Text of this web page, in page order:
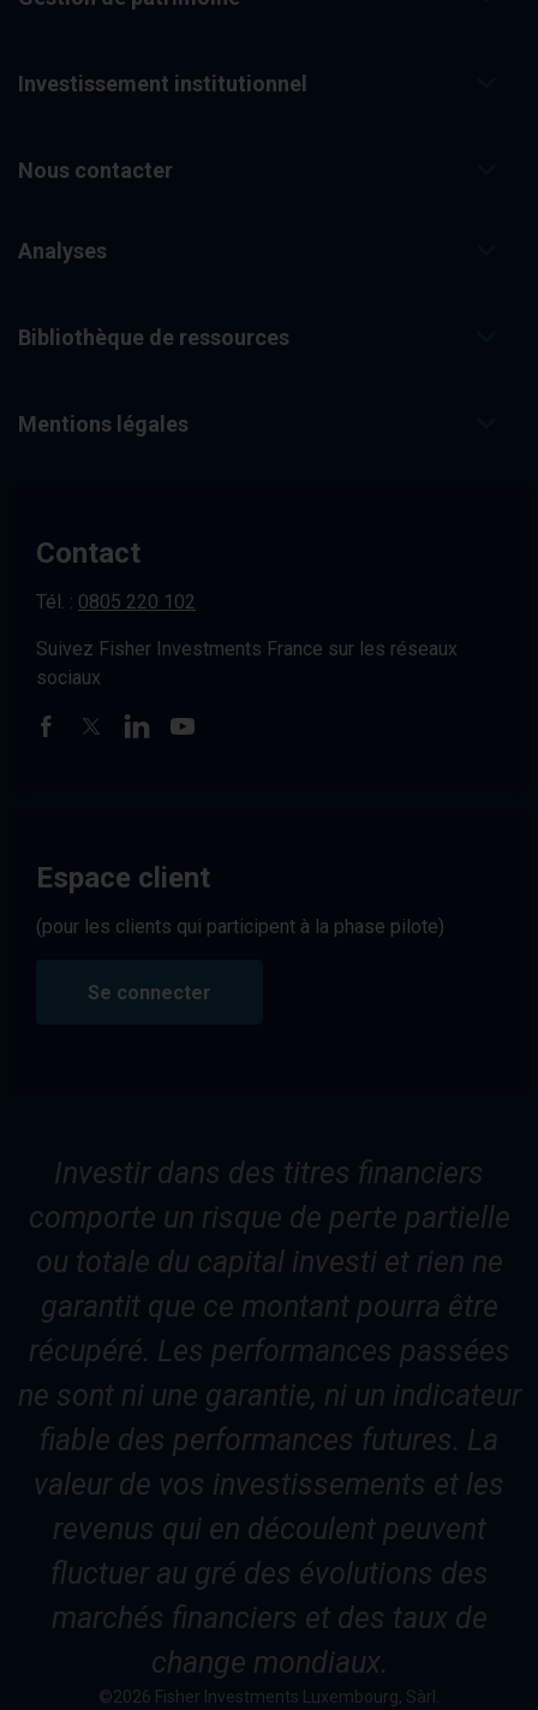
Investissement institutionnel
Nous contacter
Analyses
Bibliothèque de ressources
Mentions légales
Contact
Tél. : 0805 220 102
Suivez Fisher Investments France sur les réseaux
sociaux
Espace client
(pour les clients qui participent à la phase pilote)
Se connecter
Investir dans des titres financiers
comporte un risque de perte partielle
ou totale du capital investi et rien ne
garantit que ce montant pourra être
récupéré. Les performances passées
ne sont ni une garantie, ni un indicateur
fiable des performances futures. La
valeur de vos investissements et les
revenus qui en découlent peuvent
fluctuer au gré des évolutions des
marchés financiers et des taux de
change mondiaux.
©2026 Fisher Investments Luxembourg, Sàrl.